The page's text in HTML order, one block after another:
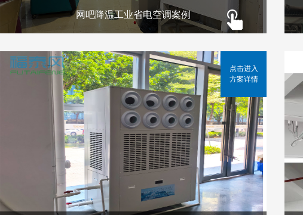
网吧降温工业省电空调案例
点击进入
方案详情